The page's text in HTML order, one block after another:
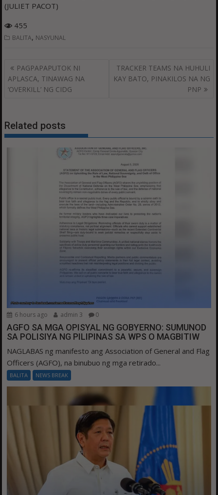
(JULIET PACOT)
455
BALITA, NASYUNAL
Post
navigation
PAGPAPAPUTOK NI
APLASCA, TINAWAG NA
‘OVERKILL’ NG CIDG
TRACKER TEAMS NA HUHULI
KAY BATO, PINAKILOS NA NG
PNP
Related posts
6 hours ago admin 3 0
AGFO SA MGA OPISYAL NG GOBYERNO: SUMUNOD
SA POLISIYA NG PILIPINAS SA WPS O MAGBITIW
NAGLABAS ng manifesto ang Association of General and Flag
Officers (AGFO), na binubuo ng mga retirado...
BALITA NEWS BREAK